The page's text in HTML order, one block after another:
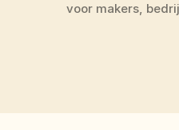
voor makers,